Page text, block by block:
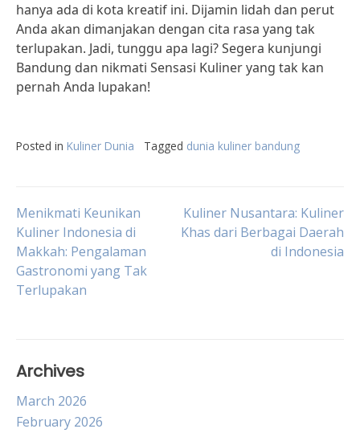
hanya ada di kota kreatif ini. Dijamin lidah dan perut
Anda akan dimanjakan dengan cita rasa yang tak
terlupakan. Jadi, tunggu apa lagi? Segera kunjungi
Bandung dan nikmati Sensasi Kuliner yang tak kan
pernah Anda lupakan!
Posted in Kuliner Dunia Tagged dunia kuliner bandung
Post
navigation
Menikmati Keunikan
Kuliner Indonesia di
Makkah: Pengalaman
Gastronomi yang Tak
Terlupakan
Kuliner Nusantara: Kuliner
Khas dari Berbagai Daerah
di Indonesia
Archives
March 2026
February 2026